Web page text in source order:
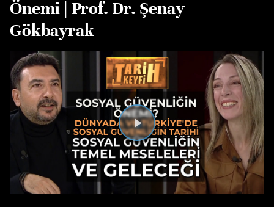
Önemi | Prof. Dr. Şenay
Gökbayrak
Videoyu
Oynat